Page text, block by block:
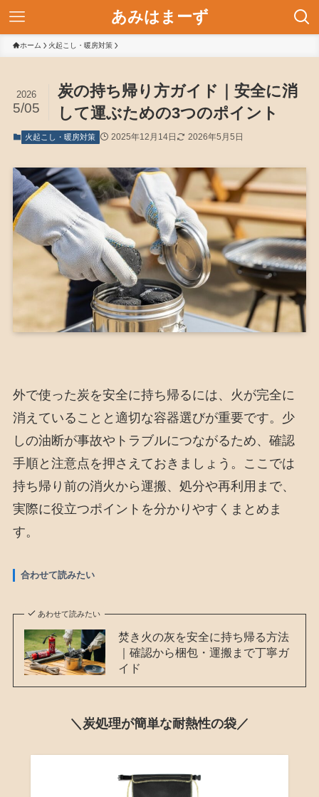
あみはまーず
ホーム 火起こし・暖房対策
炭の持ち帰り方ガイド｜安全に消
して運ぶための3つのポイント
2026
5/05
火起こし・暖房対策 2025年12月14日 2026年5月5日
外で使った炭を安全に持ち帰るには、火が完全に
消えていることと適切な容器選びが重要です。少
しの油断が事故やトラブルにつながるため、確認
手順と注意点を押さえておきましょう。ここでは
持ち帰り前の消火から運搬、処分や再利用まで、
実際に役立つポイントを分かりやすくまとめま
す。
合わせて読みたい
あわせて読みたい
焚き火の灰を安全に持ち帰る方法
｜確認から梱包・運搬まで丁寧ガ
イド
＼炭処理が簡単な耐熱性の袋／